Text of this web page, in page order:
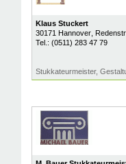
Klaus Stuckert
30171 Hannover,
Tel.: (0511) 283 47 79
Stukkateurmeister,